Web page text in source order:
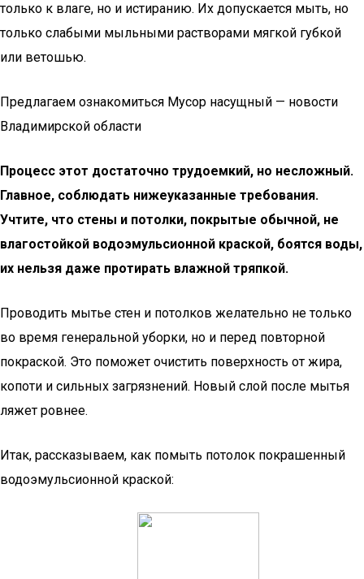
только к влаге, но и истиранию. Их допускается мыть, но
только слабыми мыльными растворами мягкой губкой
или ветошью.
Предлагаем ознакомиться Мусор насущный — новости
Владимирской области
Процесс этот достаточно трудоемкий, но несложный.
Главное, соблюдать нижеуказанные требования.
Учтите, что стены и потолки, покрытые обычной, не
влагостойкой водоэмульсионной краской, боятся воды,
их нельзя даже протирать влажной тряпкой.
Проводить мытье стен и потолков желательно не только
во время генеральной уборки, но и перед повторной
покраской. Это поможет очистить поверхность от жира,
копоти и сильных загрязнений. Новый слой после мытья
ляжет ровнее.
Итак, рассказываем, как помыть потолок покрашенный
водоэмульсионной краской: